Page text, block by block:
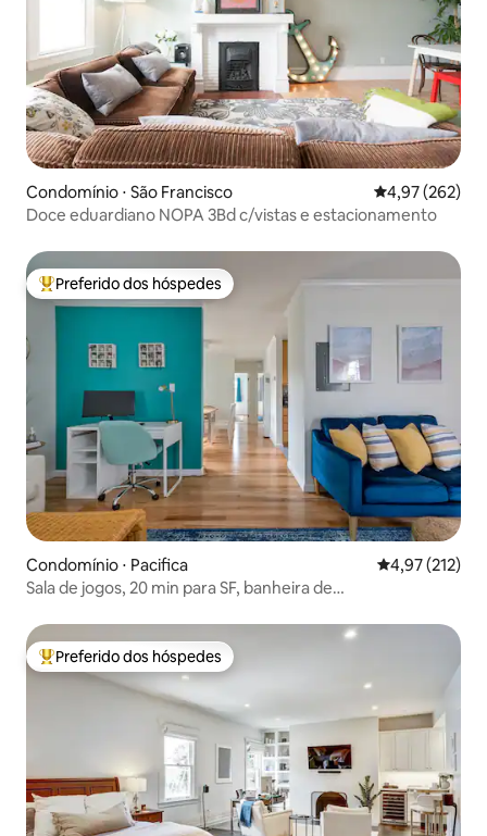
Condomínio ⋅ São Francisco 4,97 de uma
4,97 (262)
Doce eduardiano NOPA 3Bd c/vistas e estacionamento
Entre os melhores preferidos dos hóspedes
Preferido dos hóspedes
Condomínio ⋅ Pacifica 4,97 de uma
4,97 (212)
Sala de jogos, 20 min para SF, banheira de
Entre os melhores preferidos dos hóspedes
Preferido dos hóspedes